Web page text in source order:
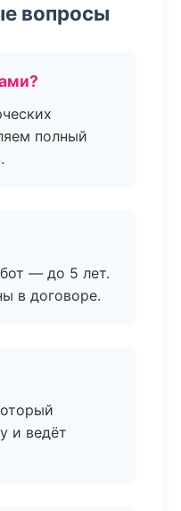
вопросы
полный
— до 5 лет.
в договоре.
и ведёт